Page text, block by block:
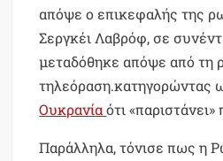
απόψε ο επικεφαλής της
Σεργκέι Λαβρόφ, σε
μεταδόθηκε απόψε από τη
τηλεόραση.κατηγορώντας
Ουκρανίαότι
Παράλληλα, τόνισε πως η